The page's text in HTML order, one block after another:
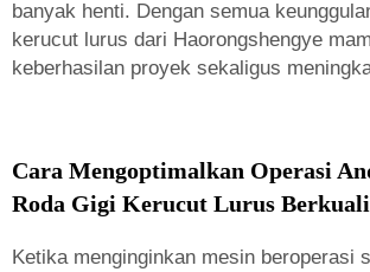
banyak henti. Dengan semua
kerucut lurus dari Haorongshengye
keberhasilan proyek sekaligus
Cara Mengoptimalkan Operasi
Roda Gigi Kerucut Lurus
Ketika menginginkan mesin beroperasi